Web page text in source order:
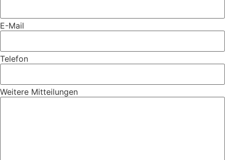
E-Mail
Telefon
Weitere Mitteilungen